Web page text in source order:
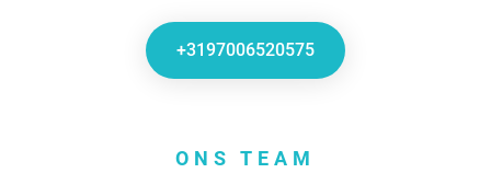
+3197006520575
ONS TEAM